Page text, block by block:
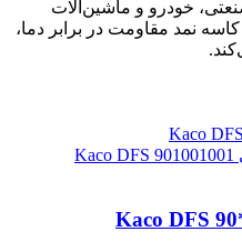
خودرو و ماشین‌آلات
نمد مقاومت در برابر دما،